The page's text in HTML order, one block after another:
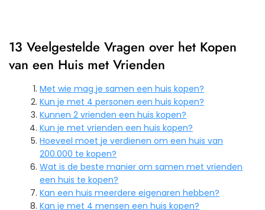
13 Veelgestelde Vragen over het Kopen
van een Huis met Vrienden
Met wie mag je samen een huis kopen?
Kun je met 4 personen een huis kopen?
Kunnen 2 vrienden een huis kopen?
Kun je met vrienden een huis kopen?
Hoeveel moet je verdienen om een huis van
200.000 te kopen?
Wat is de beste manier om samen met vrienden
een huis te kopen?
Kan een huis meerdere eigenaren hebben?
Kan je met 4 mensen een huis kopen?